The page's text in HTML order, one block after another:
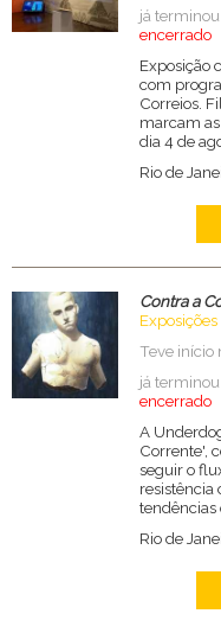
já
encerrado
Exposição
com
Correios.
marcam
dia 4 de
Rio de
Contra a
Exposições
Teve início
já
encerrado
A
Corrente',
seguir o
resistência
tendências
Rio de